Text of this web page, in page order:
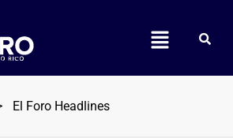
El Foro Headlines